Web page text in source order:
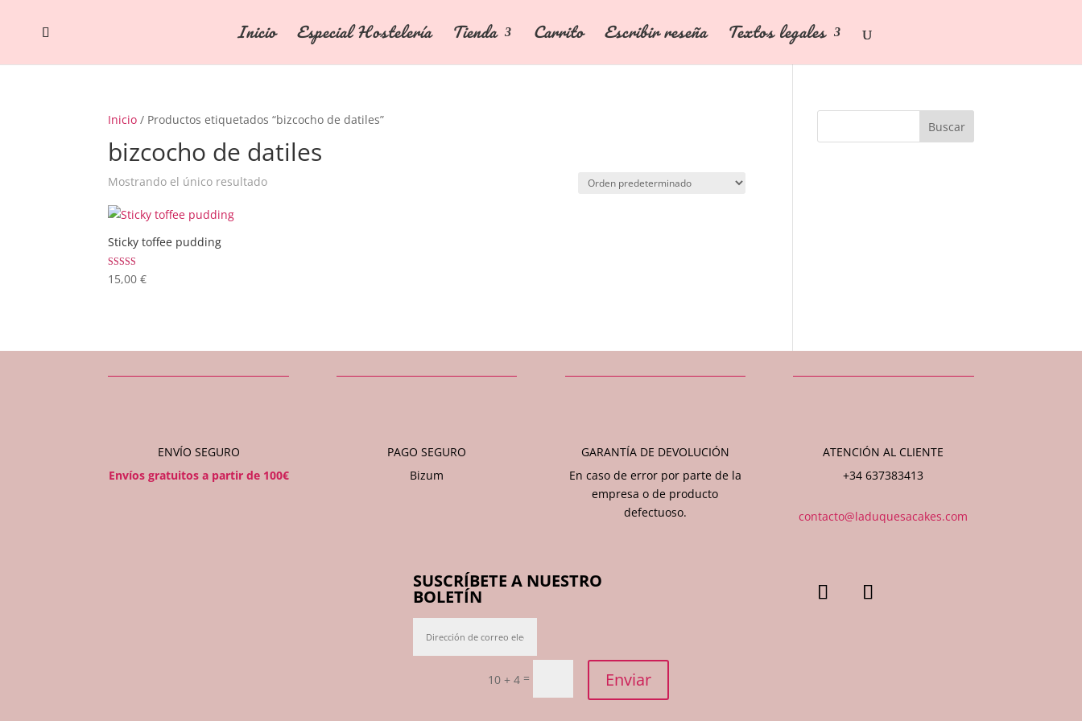
Inicio Especial Hostelería Tienda Carrito Escribir reseña Textos legales
Inicio / Productos etiquetados “bizcocho de datiles”
bizcocho de datiles
Mostrando el único resultado
Sticky toffee pudding
Valorado con
5.00
15,00€
Buscar
ENVÍO SEGURO
Envíos gratuitos a partir de 100€
PAGO SEGURO
Bizum
GARANTÍA DE DEVOLUCIÓN
En caso de error por parte de la
empresa o de producto
defectuoso.
ATENCIÓN AL CLIENTE
+34 637383413
contacto@laduquesacakes.com
SUSCRÍBETE A NUESTRO
BOLETÍN
10 + 4 = Enviar